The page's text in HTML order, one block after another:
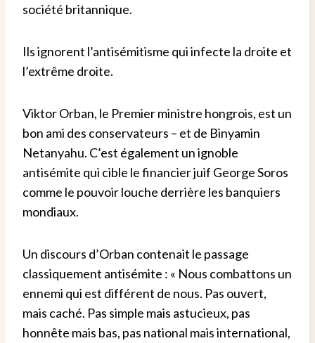
société britannique.
Ils ignorent l’antisémitisme qui infecte la droite et
l’extrême droite.
Viktor Orban, le Premier ministre hongrois, est un
bon ami des conservateurs – et de Binyamin
Netanyahu. C’est également un ignoble
antisémite qui cible le financier juif George Soros
comme le pouvoir louche derrière les banquiers
mondiaux.
Un discours d’Orban contenait le passage
classiquement antisémite : « Nous combattons un
ennemi qui est différent de nous. Pas ouvert,
mais caché. Pas simple mais astucieux, pas
honnête mais bas, pas national mais international,